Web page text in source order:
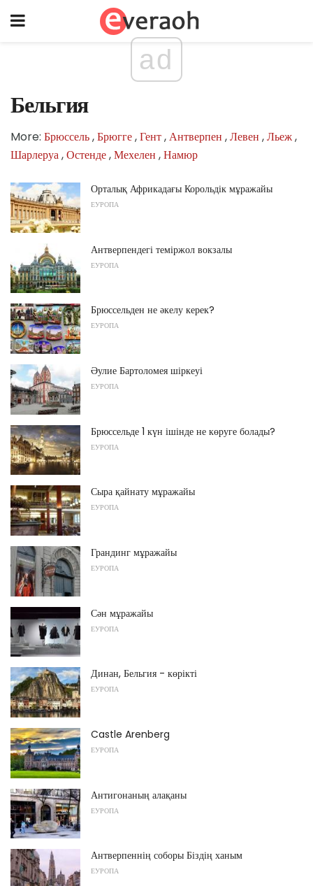
ad
Бельгия
More: Брюссель,Брюгге,Гент,Антверпен ,Левен ,Льеж,
Шарлеруа,Остенде,Мехелен ,Намюр
Орталық Африкадағы Корольдік мұражайы
ЕУРОПА
Антверпендегі теміржол вокзалы
ЕУРОПА
Брюссельден не әкелу керек?
ЕУРОПА
Әулие Бартоломея шіркеуі
ЕУРОПА
Брюссельде 1 күн ішінде не көруге болады?
ЕУРОПА
Сыра қайнату мұражайы
ЕУРОПА
Грандинг мұражайы
ЕУРОПА
Сән мұражайы
ЕУРОПА
Динан, Бельгия - көрікті
ЕУРОПА
Castle Arenberg
ЕУРОПА
Антигонаның алақаны
ЕУРОПА
Антверпеннің соборы Біздің ханым
ЕУРОПА